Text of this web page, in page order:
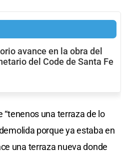
avance en la obra del
del Code de Santa Fe
“tenenos una terraza de lo
porque ya estaba en
una terraza nueva donde